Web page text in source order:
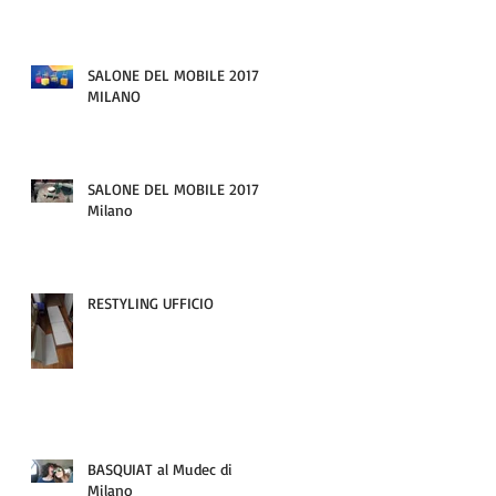
SALONE DEL MOBILE 2017-
MILANO
SALONE DEL MOBILE 2017 -
Milano
RESTYLING UFFICIO
BASQUIAT al Mudec di
Milano